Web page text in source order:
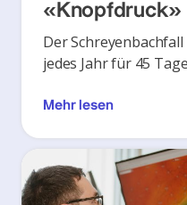
«Knopfdruck»
Der
jedes Jahr für 45
Mehr lesen